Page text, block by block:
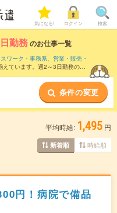
気になる! ログイン 検索
勤務のお仕事一覧
ワーク・事務系、 営業・販売・
えています。週2～3日勤務の条
条件の変更
平均時給: 1,495 円
新着順 時給順
円！病院で備品